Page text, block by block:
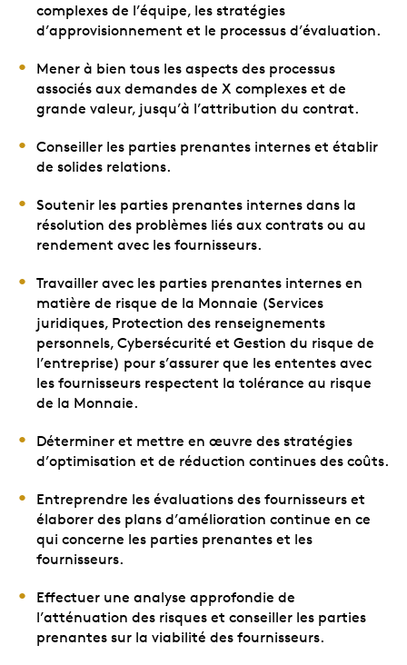
complexes de l’équipe, les stratégies
d’approvisionnement et le processus d’évaluation.
Mener à bien tous les aspects des processus
associés aux demandes de X complexes et de
grande valeur, jusqu’à l’attribution du contrat.
Conseiller les parties prenantes internes et établir
de solides relations.
Soutenir les parties prenantes internes dans la
résolution des problèmes liés aux contrats ou au
rendement avec les fournisseurs.
Travailler avec les parties prenantes internes en
matière de risque de la Monnaie (Services
juridiques, Protection des renseignements
personnels, Cybersécurité et Gestion du risque de
l’entreprise) pour s’assurer que les ententes avec
les fournisseurs respectent la tolérance au risque
de la Monnaie.
Déterminer et mettre en œuvre des stratégies
d’optimisation et de réduction continues des coûts.
Entreprendre les évaluations des fournisseurs et
élaborer des plans d’amélioration continue en ce
qui concerne les parties prenantes et les
fournisseurs.
Effectuer une analyse approfondie de
l’atténuation des risques et conseiller les parties
prenantes sur la viabilité des fournisseurs.